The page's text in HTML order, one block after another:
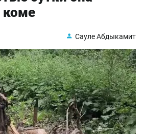
коме
Сауле Абдыкамит